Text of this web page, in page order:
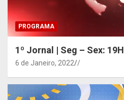
PROGRAMA
1º Jornal | Seg – Sex: 19H
6 de Janeiro, 2022 /